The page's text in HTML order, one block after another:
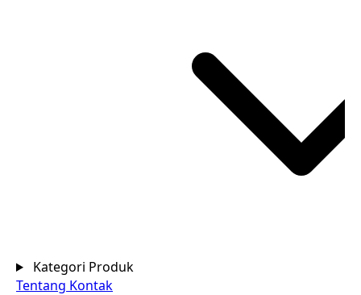
Kategori Produk
Tentang Kontak